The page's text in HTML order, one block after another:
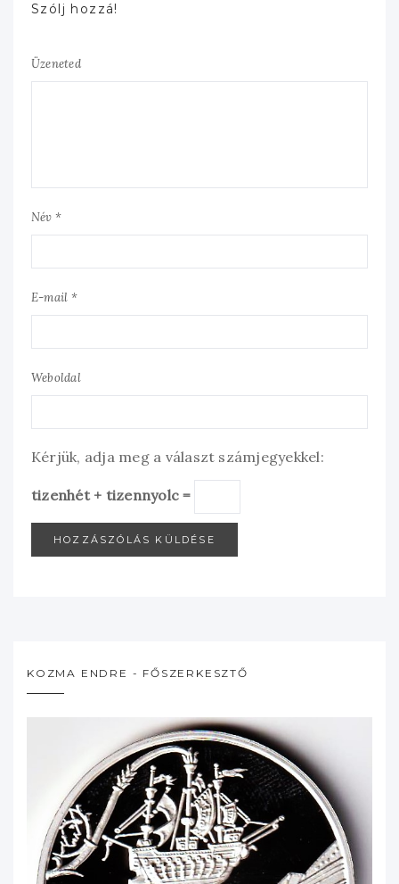
Szólj hozzá!
Üzeneted
Név *
E-mail *
Weboldal
Kérjük, adja meg a választ számjegyekkel:
tizenhét + tizennyolc =
KOZMA ENDRE - FŐSZERKESZTŐ